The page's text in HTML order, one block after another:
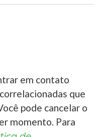
em contato
que
pode cancelar o
momento. Para